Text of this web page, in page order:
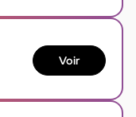
Voir